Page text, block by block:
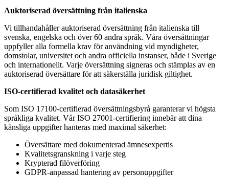
Auktoriserad översättning från italienska
Vi tillhandahåller auktoriserad översättning från italienska till
svenska, engelska och över 60 andra språk. Våra översättningar
uppfyller alla formella krav för användning vid myndigheter,
domstolar, universitet och andra officiella instanser, både i Sverige
och internationellt. Varje översättning signeras och stämplas av en
auktoriserad översättare för att säkerställa juridisk giltighet.
ISO-certifierad kvalitet och datasäkerhet
Som ISO 17100-certifierad översättningsbyrå garanterar vi högsta
språkliga kvalitet. Vår ISO 27001-certifiering innebär att dina
känsliga uppgifter hanteras med maximal säkerhet:
Översättare med dokumenterad ämnesexpertis
Kvalitetsgranskning i varje steg
Krypterad filöverföring
GDPR-anpassad hantering av personuppgifter